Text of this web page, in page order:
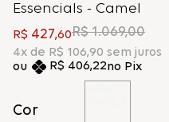
Essencials - Camel
R$ 427,60R$ 1.069,00
4x de R$ 106,90 sem juros
R$ 406,22no Pix
Cor